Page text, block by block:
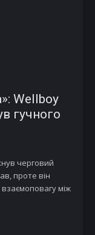
Wellboy
гучного
черговий
проте він
між